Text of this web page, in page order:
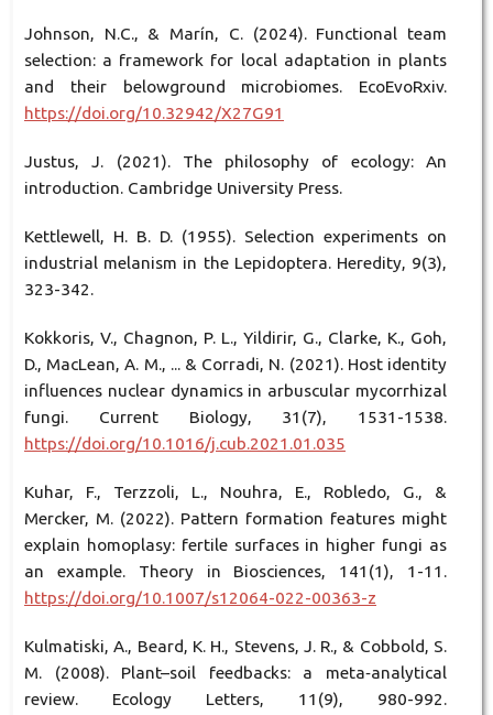
Johnson, N.C., & Marín, C. (2024). Functional team
selection: a framework for local adaptation in plants
and their belowground microbiomes. EcoEvoRxiv.
https://doi.org/10.32942/X27G91
Justus, J. (2021). The philosophy of ecology: An
introduction. Cambridge University Press.
Kettlewell, H. B. D. (1955). Selection experiments on
industrial melanism in the Lepidoptera. Heredity, 9(3),
323-342.
Kokkoris, V., Chagnon, P. L., Yildirir, G., Clarke, K., Goh,
D., MacLean, A. M., ... & Corradi, N. (2021). Host identity
influences nuclear dynamics in arbuscular mycorrhizal
fungi. Current Biology, 31(7), 1531-1538.
https://doi.org/10.1016/j.cub.2021.01.035
Kuhar, F., Terzzoli, L., Nouhra, E., Robledo, G., &
Mercker, M. (2022). Pattern formation features might
explain homoplasy: fertile surfaces in higher fungi as
an example. Theory in Biosciences, 141(1), 1-11.
https://doi.org/10.1007/s12064-022-00363-z
Kulmatiski, A., Beard, K. H., Stevens, J. R., & Cobbold, S.
M. (2008). Plant–soil feedbacks: a meta‐analytical
review. Ecology Letters, 11(9), 980-992.